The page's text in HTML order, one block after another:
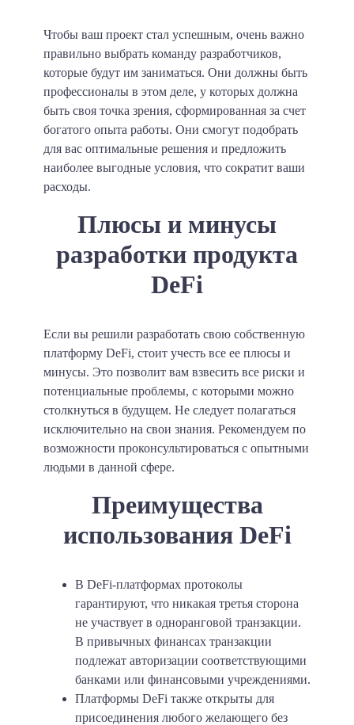
Чтобы ваш проект стал успешным, очень важно
правильно выбрать команду разработчиков,
которые будут им заниматься. Они должны быть
профессионалы в этом деле, у которых должна
быть своя точка зрения, сформированная за счет
богатого опыта работы. Они смогут подобрать
для вас оптимальные решения и предложить
наиболее выгодные условия, что сократит ваши
расходы.
Плюсы и минусы
разработки продукта
DeFi
Если вы решили разработать свою собственную
платформу DeFi, стоит учесть все ее плюсы и
минусы. Это позволит вам взвесить все риски и
потенциальные проблемы, с которыми можно
столкнуться в будущем. Не следует полагаться
исключительно на свои знания. Рекомендуем по
возможности проконсультироваться с опытными
людьми в данной сфере.
Преимущества
использования DeFi
В DeFi-платформах протоколы
гарантируют, что никакая третья сторона
не участвует в одноранговой транзакции.
В привычных финансах транзакции
подлежат авторизации соответствующими
банками или финансовыми учреждениями.
Платформы DeFi также открыты для
присоединения любого желающего без